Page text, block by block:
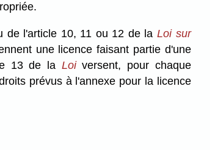
de l'article 10, 11 ou 12 de laLoi sur
une licence faisant partie d'une
13 de la Loiversent, pour chaque
prévus à l'annexe pour la licence